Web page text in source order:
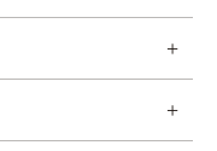
+
+